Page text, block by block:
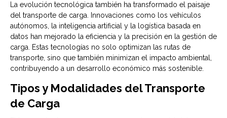
La evolución tecnológica también ha transformado el paisaje
del transporte de carga. Innovaciones como los vehículos
autónomos, la inteligencia artificial y la logística basada en
datos han mejorado la eficiencia y la precisión en la gestión de
carga. Estas tecnologías no solo optimizan las rutas de
transporte, sino que también minimizan el impacto ambiental,
contribuyendo a un desarrollo económico más sostenible.
Tipos y Modalidades del Transporte
de Carga